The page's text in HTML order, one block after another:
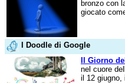
bronzo con
giocato
I Doodle di Google
Il Giorno
nel cuore
il 12 giugno,